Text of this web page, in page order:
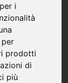
i
per
prodotti
di
più